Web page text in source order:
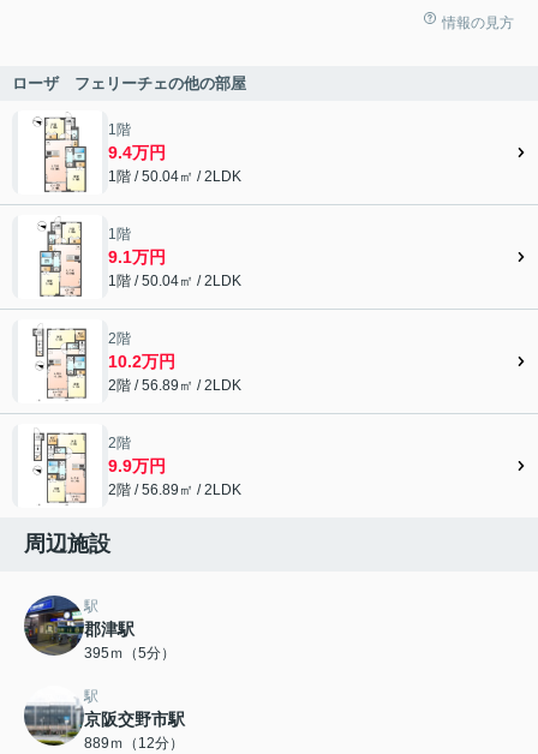
情報の見方
ローザ フェリーチェの他の部屋
1階
9.4万円
1階 / 50.04㎡ / 2LDK
1階
9.1万円
1階 / 50.04㎡ / 2LDK
2階
10.2万円
2階 / 56.89㎡ / 2LDK
2階
9.9万円
2階 / 56.89㎡ / 2LDK
周辺施設
駅
郡津駅
395ｍ（5分）
駅
京阪交野市駅
889ｍ（12分）